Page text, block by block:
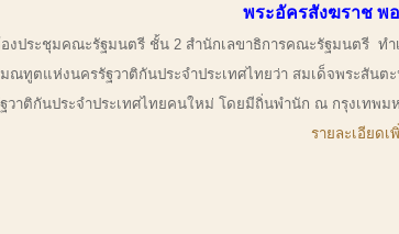
พระอัครสังฆราช พ
ระชุมคณะรัฐมนตรี ชั้น 2 สำนักเลขาธิการคณะรัฐมนตรี ท
ตแห่งนครรัฐวาติกันประจำประเทศไทยว่า สมเด็จพระสันต
ติกันประจำประเทศไทยคนใหม่ โดยมีถิ่นพำนัก ณ กรุงเทพม
รายละเอียดเ
เพชรบุรี
รฯ